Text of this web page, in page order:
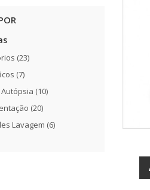
(23)
(7)
(10)
(20)
Lavagem (6)